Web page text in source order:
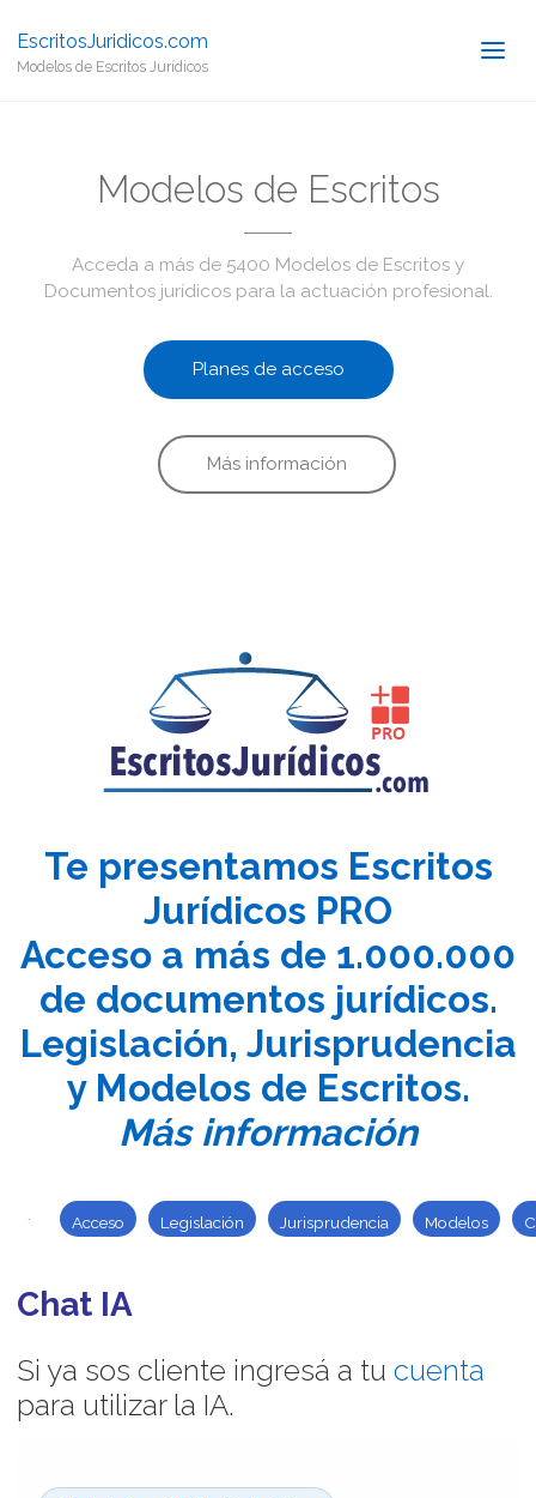
EscritosJuridicos.com
Modelos de Escritos Jurídicos
Modelos de Escritos
Acceda a más de 5400 Modelos de Escritos y
Documentos jurídicos para la actuación profesional.
Planes de acceso
Más información
Te presentamos Escritos
Jurídicos PRO
Acceso a más de 1.000.000
de documentos jurídicos.
Legislación, Jurisprudencia
y Modelos de Escritos.
Más información
Acceso Legislación Jurisprudencia Modelos
Chat IA
Si ya sos cliente ingresá a tu cuenta
para utilizar la IA.